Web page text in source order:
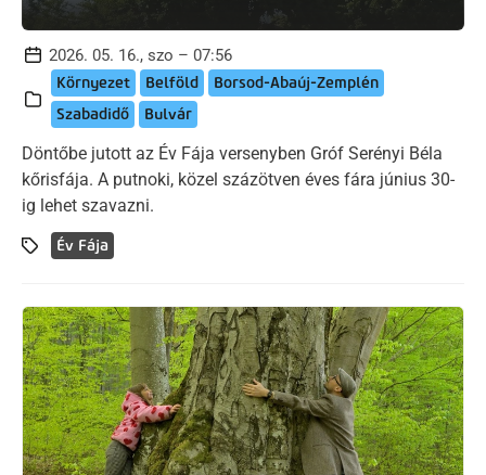
2026. 05. 16., szo – 07:56
Környezet Belföld
Borsod-Abaúj-Zemplén
Szabadidő
Bulvár
Döntőbe jutott az Év Fája versenyben Gróf Serényi Béla
kőrisfája. A putnoki, közel százötven éves fára június 30-
ig lehet szavazni.
Év Fája